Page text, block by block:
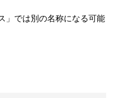
」では別の名称になる可能